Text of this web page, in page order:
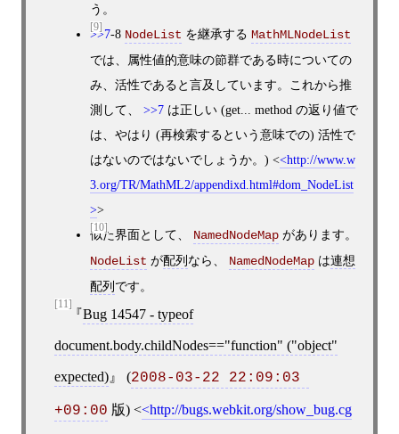
う。
[9]
>>7-8 NodeList を継承する MathMLNodeList
では、属性値的意味の節群である時についての
み、活性であると言及しています。これから推
測して、 >>7は正しい (get... method の返り値で
は、やはり (再検索するという意味での) 活性で
はないのではないでしょうか。) < http://www.w
3.org/TR/MathML2/appendixd.html#dom_NodeList
>
[10]
似た界面として、 NamedNodeMapがあります。
NodeList が配列 なら、 NamedNodeMapは連想
配列 です。
[11]
Bug 14547 - typeof
document.body.childNodes=="function" ("object"
expected) (2008-03-22 22:09:03
+09:00 版) < http://bugs.webkit.org/show_bug.cg